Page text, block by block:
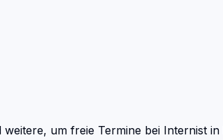
um freie Termine bei Internist in